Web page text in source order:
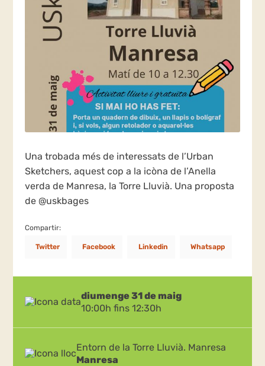
Una trobada més de interessats de l’Urban
Sketchers, aquest cop a la icòna de l’Anella
verda de Manresa, la Torre Lluvià. Una proposta
de @uskbages
Compartir:
Twitter Facebook Linkedin Whatsapp
diumenge 31 de maig
10:00h fins 12:30h
Entorn de la Torre Lluvià. Manresa
Manresa